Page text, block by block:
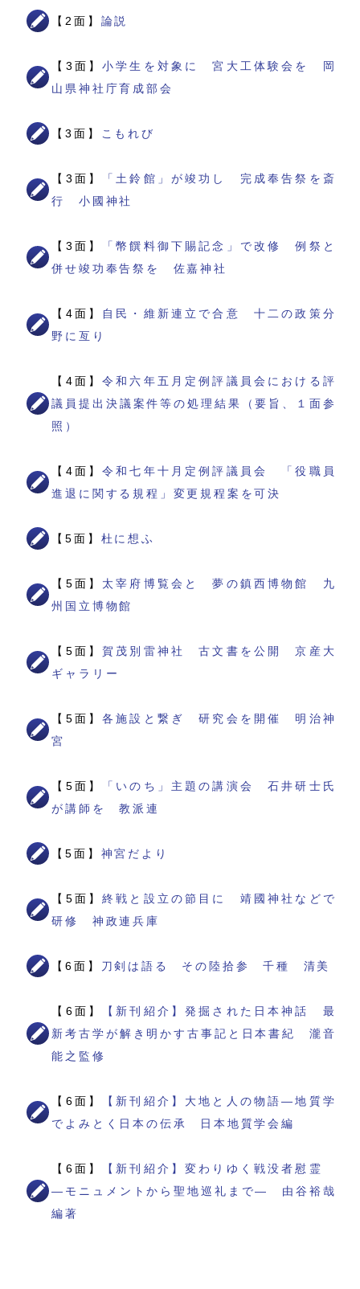
【2面】 論説
【3面】小学生を対象に 宮大工体験会を 岡
山県神社庁育成部会
【3面】 こもれび
【3面】
「土鈴館」が竣功し 完成奉告祭を斎
行 小國神社
【3面】
「幣饌料御下賜記念」で改修 例祭と
併せ竣功奉告祭を 佐嘉神社
【4面】
自民・維新連立で合意 十二の政策分
野に亙り
【4面】令和六年五月定例評議員会における評
議員提出決議案件等の処理結果（要旨、１面参
照）
【4面】令和七年十月定例評議員会 「役職員
進退に関する規程」変更規程案を可決
【5面】 杜に想ふ
【5面】 太宰府博覧会と 夢の鎮西博物館 九
州国立博物館
【5面】賀茂別雷神社 古文書を公開 京産大
ギャラリー
【5面】各施設と繋ぎ 研究会を開催 明治神
宮
【5面】
「いのち」主題の講演会 石井研士氏
が講師を 教派連
【5面】 神宮だより
【5面】終戦と設立の節目に 靖國神社などで
研修 神政連兵庫
【6面】 刀剣は語る その陸拾参 千種 清美
【6面】
【新刊紹介】発掘された日本神話 最
新考古学が解き明かす古事記と日本書紀 瀧音
能之監修
【6面】
【新刊紹介】大地と人の物語―地質学
でよみとく日本の伝承 日本地質学会編
【6面】
【新刊紹介】変わりゆく戦没者慰霊
―モニュメントから聖地巡礼まで― 由谷裕哉
編著